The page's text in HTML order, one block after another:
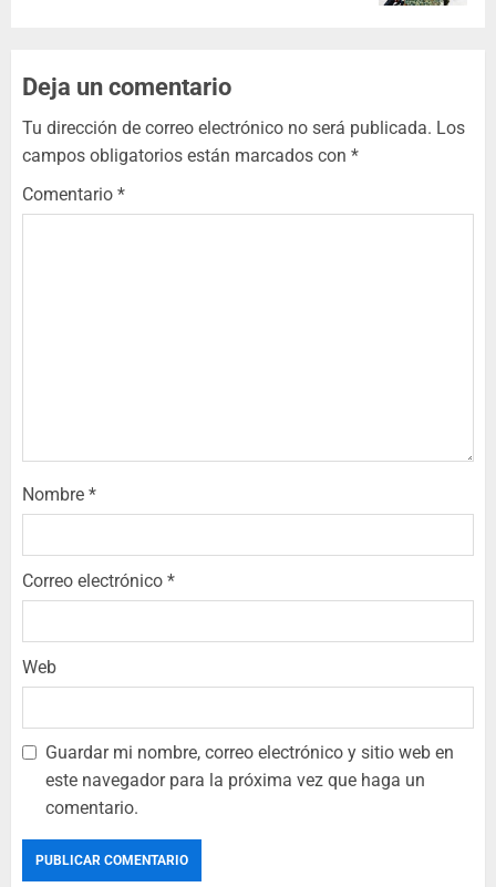
Deja un comentario
Tu dirección de correo electrónico no será publicada. Los
campos obligatorios están marcados con *
Comentario *
Nombre *
Correo electrónico *
Web
Guardar mi nombre, correo electrónico y sitio web en
este navegador para la próxima vez que haga un
comentario.